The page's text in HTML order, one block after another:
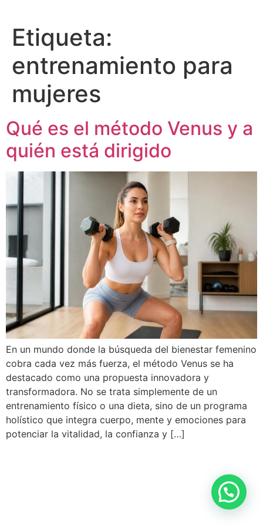
Etiqueta:
entrenamiento para
mujeres
Qué es el método Venus y a
quién está dirigido
En un mundo donde la búsqueda del bienestar femenino
cobra cada vez más fuerza, el método Venus se ha
destacado como una propuesta innovadora y
transformadora. No se trata simplemente de un
entrenamiento físico o una dieta, sino de un programa
holístico que integra cuerpo, mente y emociones para
potenciar la vitalidad, la confianza y […]